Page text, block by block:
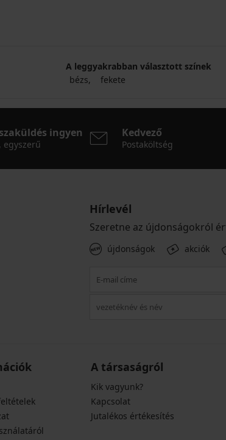
A leggyakrabban választott színek
bézs
fekete
ingyen
egyszerű
Kedvező
Postaköltség
Hírlevél
Szeretne az újdonságokról
újdonságok akciók
A társaságról
Kik vagyunk?
Kapcsolat
Jutalékos értékesítés